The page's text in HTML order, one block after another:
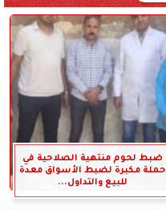
ضبط لحوم منتهية الصلاحية في
حملة مكبرة لضبط الأسواق معدة
للبيع والتداول...